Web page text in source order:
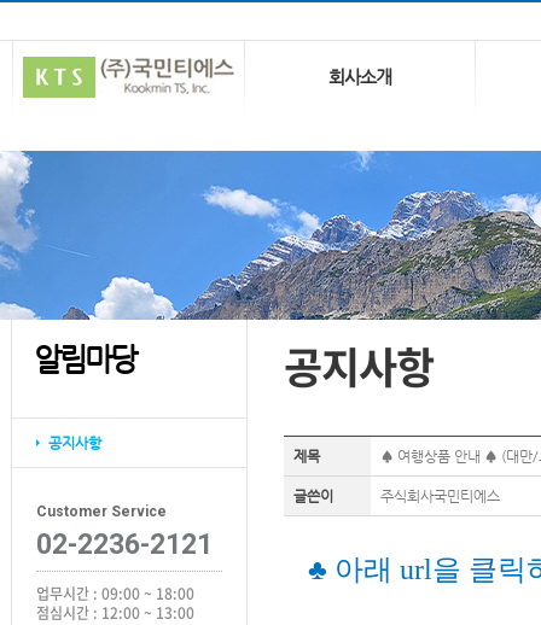
회사소개
알림마당
공지사항
Customer Service
02-2236-2121
업무시간 : 09:00 ~ 18:00
점심시간 : 12:00 ~ 13:00
공지사항
제목 ♠ 여행상품 안내 ♠ (대만
글쓴이 주식회사국민티에스
♣ 아래 url을 클릭